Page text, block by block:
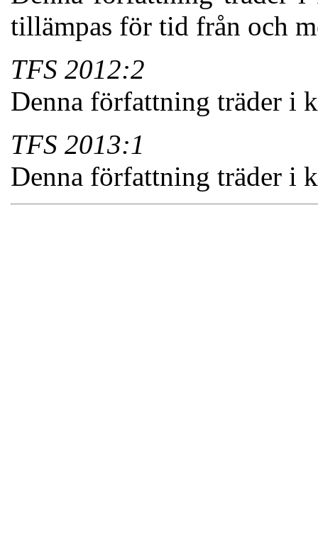
tillämpas för tid från och
TFS 2012:2
Denna författning träder i
TFS 2013:1
Denna författning träder i